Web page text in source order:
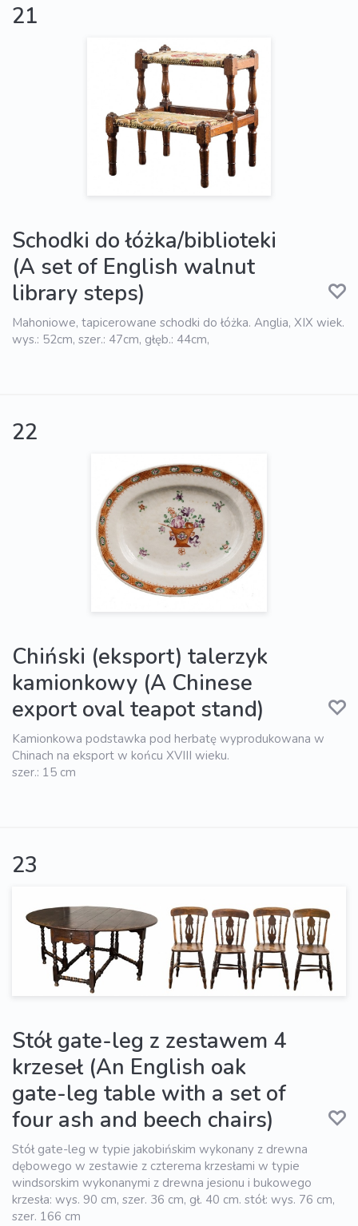
21
Schodki do łóżka/biblioteki
(A set of English walnut
library steps)
Mahoniowe, tapicerowane schodki do łóżka. Anglia, XIX wiek.
wys.: 52cm, szer.: 47cm, głęb.: 44cm,
22
Chiński (eksport) talerzyk
kamionkowy (A Chinese
export oval teapot stand)
Kamionkowa podstawka pod herbatę wyprodukowana w
Chinach na eksport w końcu XVIII wieku.
szer.: 15 cm
23
Stół gate-leg z zestawem 4
krzeseł (An English oak
gate-leg table with a set of
four ash and beech chairs)
Stół gate-leg w typie jakobińskim wykonany z drewna
dębowego w zestawie z czterema krzesłami w typie
windsorskim wykonanymi z drewna jesionu i bukowego
krzesła: wys. 90 cm, szer. 36 cm, gł. 40 cm. stół: wys. 76 cm,
szer. 166 cm